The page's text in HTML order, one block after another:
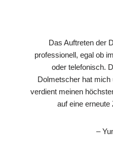
Das Auftreten der
professionell, egal ob
oder telefonisch.
Dolmetscher hat
verdient meinen
auf eine erneute
–